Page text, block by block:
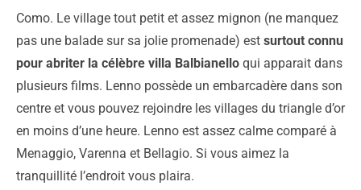
Como. Le village tout petit et assez mignon (ne manquez
pas une balade sur sa jolie promenade) est surtout connu
pour abriter la célèbre villa Balbianello qui apparait dans
plusieurs films. Lenno possède un embarcadère dans son
centre et vous pouvez rejoindre les villages du triangle d’or
en moins d’une heure. Lenno est assez calme comparé à
Menaggio, Varenna et Bellagio. Si vous aimez la
tranquillité l’endroit vous plaira.